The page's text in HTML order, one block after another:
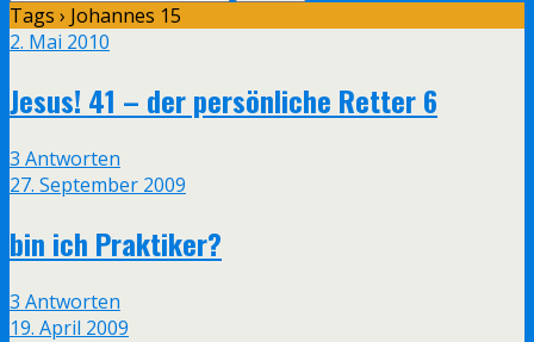
Tags › Johannes 15
2. Mai 2010
Jesus! 41 – der persönliche Retter 6
3 Antworten
27. September 2009
bin ich Praktiker?
3 Antworten
19. April 2009